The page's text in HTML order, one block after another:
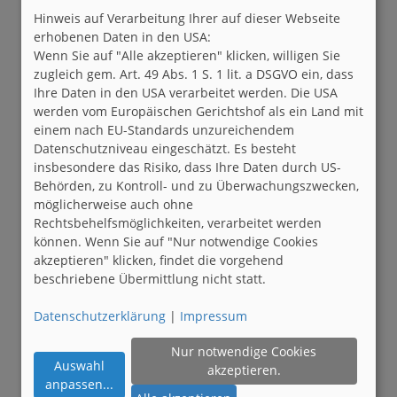
Hinweis auf Verarbeitung Ihrer auf dieser Webseite
erhobenen Daten in den USA:
Wenn Sie auf "Alle akzeptieren" klicken, willigen Sie
zugleich gem. Art. 49 Abs. 1 S. 1 lit. a DSGVO ein, dass
Ihre Daten in den USA verarbeitet werden. Die USA
werden vom Europäischen Gerichtshof als ein Land mit
einem nach EU-Standards unzureichendem
Datenschutzniveau eingeschätzt. Es besteht
insbesondere das Risiko, dass Ihre Daten durch US-
Behörden, zu Kontroll- und zu Überwachungszwecken,
möglicherweise auch ohne
Rechtsbehelfsmöglichkeiten, verarbeitet werden
können. Wenn Sie auf "Nur notwendige Cookies
akzeptieren" klicken, findet die vorgehend
beschriebene Übermittlung nicht statt.
Datenschutzerklärung | Impressum
Auswahl
anpassen...
Nur notwendige Cookies
akzeptieren.